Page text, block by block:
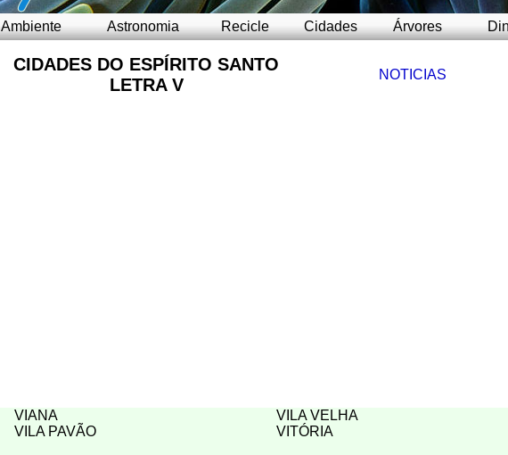
Ambiente Astronomia Recicle Cidades Árvores
CIDADES DO ESPÍRITO SANTO
LETRA V
NOTICIAS
VIANA
VILA VELHA
VILA PAVÃO VITÓRIA